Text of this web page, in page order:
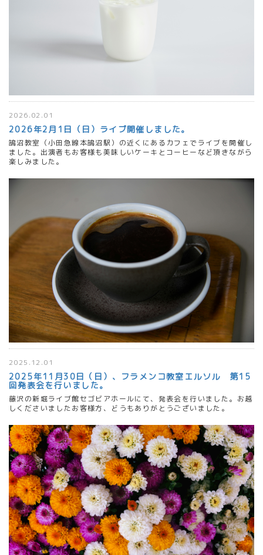
2026.02.01
2026年2月1日（日）ライブ開催しました。
鵠沼教室（小田急線本鵠沼駅）の近くにあるカフェでライブを開催し
ました。出演者もお客様も美味しいケーキとコーヒーなど頂きながら
楽しみました。
2025.12.01
2025年11月30日（日）、フラメンコ教室エルソル 第15
回発表会を行いました。
藤沢の新堀ライブ館セゴビアホールにて、発表会を行いました。お越
しくださいましたお客様方、どうもありがとうございました。